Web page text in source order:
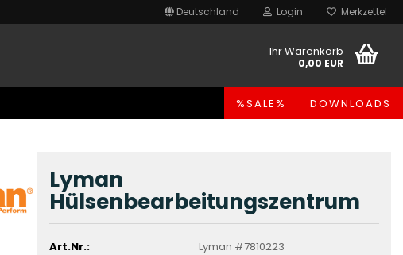
Deutschland Login Merkzettel
Ihr Warenkorb
0,00 EUR
%SALE% DOWNLOADS
Lyman
Hülsenbearbeitungszentrum
Art.Nr.:
Lyman #7810223